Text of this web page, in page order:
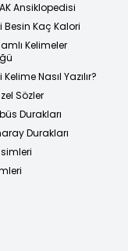
Ansiklopedisi
Besin Kaç Kalori
Kelimeler
Nasıl Yazılır?
Sözler
Durakları
Durakları